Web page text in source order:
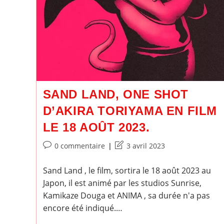
SAND LAND, ONE SHOT
D’AKIRA TORIYAMA EN FILM
LE 18 AOÛT 2023.
Commentaires
la
publication :
0 commentaire
Dernière
la
publication :
3 avril 2023
Sand Land , le film, sortira le 18 août 2023 au
Japon, il est animé par les studios Sunrise,
Kamikaze Douga et ANIMA , sa durée n'a pas
encore été indiqué.…